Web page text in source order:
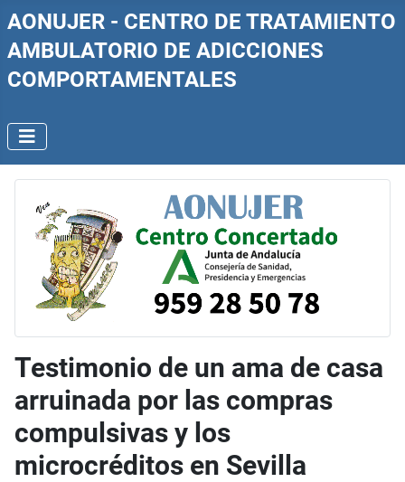
AONUJER - CENTRO DE TRATAMIENTO
AMBULATORIO DE ADICCIONES
COMPORTAMENTALES
Testimonio de un ama de casa
arruinada por las compras
compulsivas y los
microcréditos en Sevilla